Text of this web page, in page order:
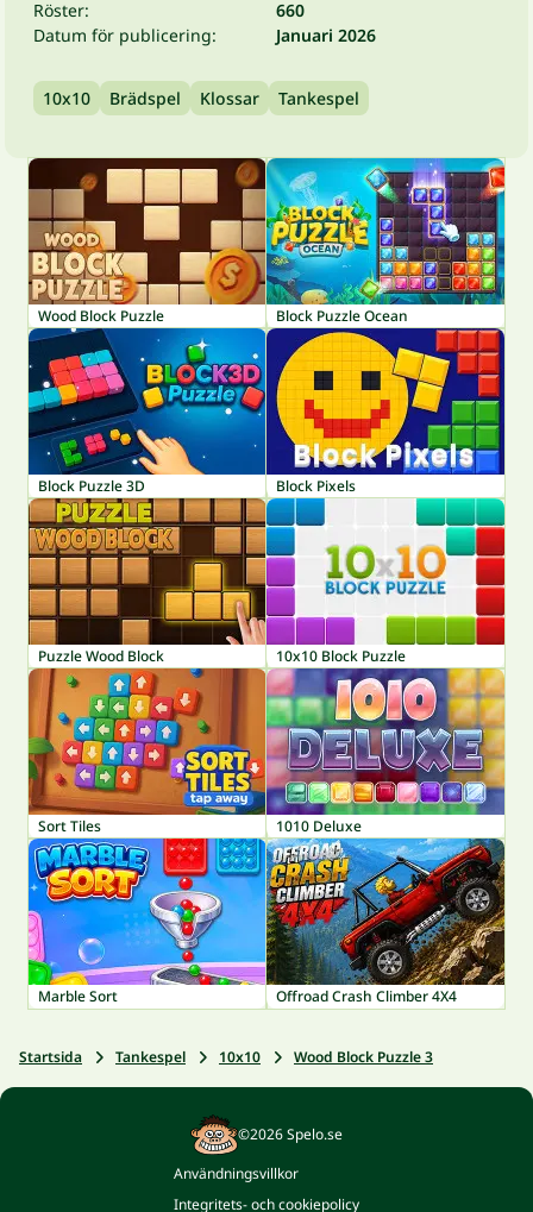
Röster:
660
Datum för publicering:
Januari 2026
10x10 Brädspel Klossar Tankespel
Wood Block Puzzle Block Puzzle Ocean
Block Puzzle 3D Block Pixels
Puzzle Wood Block 10x10 Block Puzzle
Sort Tiles 1010 Deluxe
Marble Sort Offroad Crash Climber 4X4
Startsida Tankespel 10x10 Wood Block Puzzle 3
©2026 Spelo.se
Användningsvillkor
Integritets- och cookiepolicy